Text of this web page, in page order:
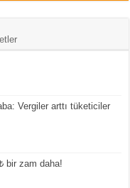
Vergiler arttı tüketiciler
bir zam daha!